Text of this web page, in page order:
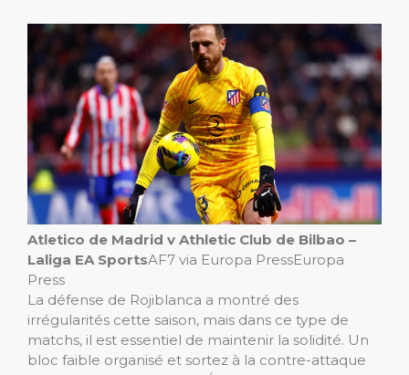
Atletico de Madrid v Athletic Club de Bilbao –
Laliga EA SportsAF7 via Europa PressEuropa
Press
La défense de Rojiblanca a montré des
irrégularités cette saison, mais dans ce type de
matchs, il est essentiel de maintenir la solidité. Un
bloc faible organisé et sortez à la contre-attaque